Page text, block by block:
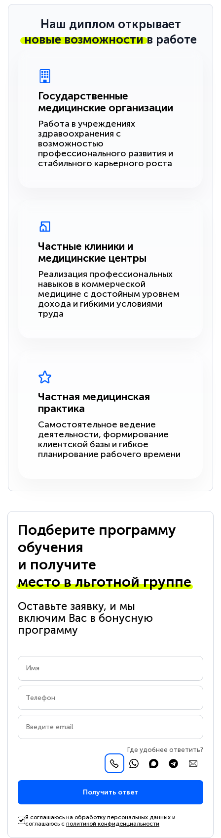
Наш диплом открывает
новые возможностив работе
Государственные
медицинские организации
Работа в учреждениях
здравоохранения с
возможностью
профессионального развития и
стабильного карьерного роста
Частные клиники и
медицинские центры
Реализация профессиональных
навыков в коммерческой
медицине с достойным уровнем
дохода и гибкими условиями
труда
Частная медицинская
практика
Самостоятельное ведение
деятельности, формирование
клиентской базы и гибкое
планирование рабочего времени
Подберите программу
обучения
и получите
место в льготной группе
Оставьте заявку, и мы
включим Вас в бонусную
программу
Где удобнее ответить?
Получить ответ
Я соглашаюсь на обработку персональных данных и
соглашаюсь сполитикой конфиденциальности